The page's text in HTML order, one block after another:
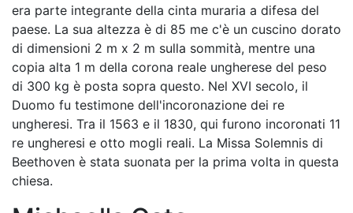
era parte integrante della cinta muraria a difesa del
paese. La sua altezza è di 85 me c'è un cuscino dorato
di dimensioni 2 m x 2 m sulla sommità, mentre una
copia alta 1 m della corona reale ungherese del peso
di 300 kg è posta sopra questo. Nel XVI secolo, il
Duomo fu testimone dell'incoronazione dei re
ungheresi. Tra il 1563 e il 1830, qui furono incoronati 11
re ungheresi e otto mogli reali. La Missa Solemnis di
Beethoven è stata suonata per la prima volta in questa
chiesa.